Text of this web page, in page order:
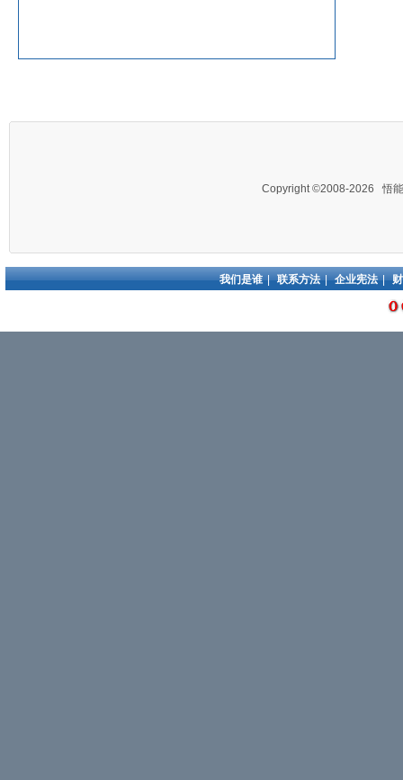
Copyright ©2008-2026 悟
我们是谁 | 联系方法 | 企业宪法 |